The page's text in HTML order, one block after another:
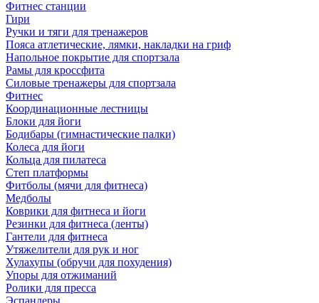
Фитнес станции
Гири
Ручки и тяги для тренажеров
Пояса атлетические, лямки, накладки на гриф
Напольное покрытие для спортзала
Рамы для кроссфита
Силовые тренажеры для спортзала
Фитнес
Координационные лестницы
Блоки для йоги
Бодибары (гимнастические палки)
Колеса для йоги
Кольца для пилатеса
Степ платформы
Фитболы (мячи для фитнеса)
Медболы
Коврики для фитнеса и йоги
Резинки для фитнеса (ленты)
Гантели для фитнеса
Утяжелители для рук и ног
Хулахупы (обручи для похудения)
Упоры для отжиманий
Ролики для пресса
Эспандеры